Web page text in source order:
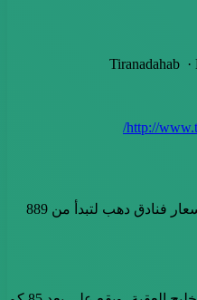
http://
تنخفض أسعار فندق ايكوتيل وفق اسعار فنادق دهب لتبدأ من 889